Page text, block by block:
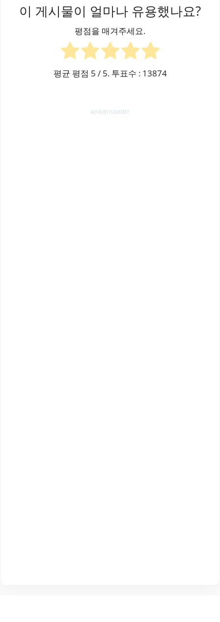
이 게시물이 얼마나 유용했나요?
평점을 매겨주세요.
평균 평점 5 / 5. 투표수 : 13874
ADVERTISEMENT